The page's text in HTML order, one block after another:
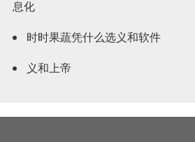
息化
时时果蔬凭什么选义和软件
义和上帝